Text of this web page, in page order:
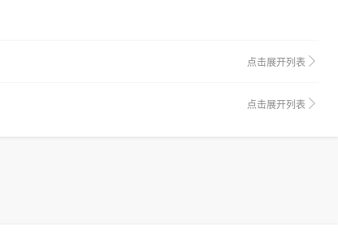
点击展开列表
点击展开列表